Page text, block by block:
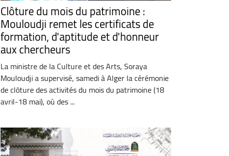
Clôture du mois du patrimoine :
Mouloudji remet les certificats de
formation, d'aptitude et d'honneur
aux chercheurs
La ministre de la Culture et des Arts, Soraya
Mouloudji a supervisé, samedi à Alger la cérémonie
de clôture des activités du mois du patrimoine (18
avril-18 mai), où des ...